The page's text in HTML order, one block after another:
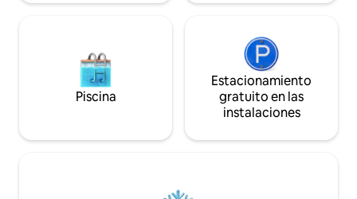
Piscina
Estacionamiento
gratuito en las
instalaciones